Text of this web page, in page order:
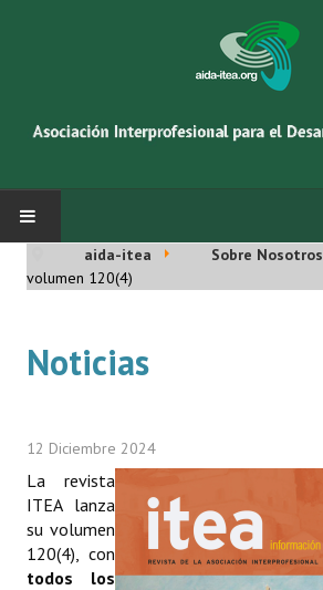
INICIO
Asociación AIDA
Organigrama
Estatutos
Hacerse socio
aida-itea Sobre Nosotros
volumen 120(4)
Noticias
12 Diciembre 2024
La revista
ITEA lanza
su volumen
120(4), con
todos los